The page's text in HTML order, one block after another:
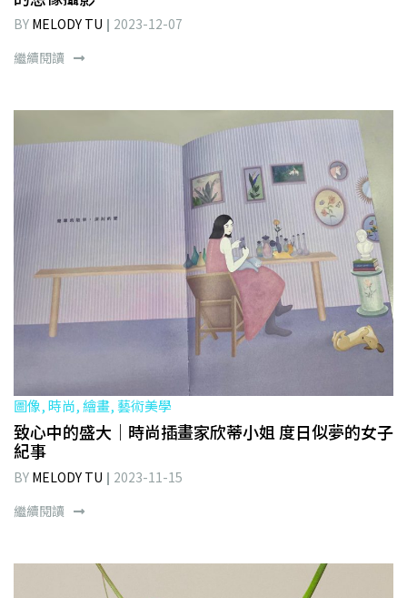
BY MELODY TU
2023-12-07
繼續閱讀
圖像, 時尚, 繪畫, 藝術美學
致心中的盛大｜時尚插畫家欣蒂小姐 度日似夢的女子
紀事
BY MELODY TU
2023-11-15
繼續閱讀